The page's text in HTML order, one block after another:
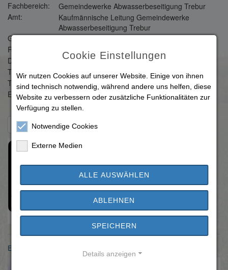
Fachbereich:
Gemeindewerke Abwasserbeseitigung Trebur
Amt:
Kaufmännische Leitung Gemeindewerke
Abwasserbeseitigung Trebur
Gebäude:
Raum:
KG - Westflügel
Dienstort:
Herrngasse 3 65468 Trebur
Telefon:
06147-208-38
Telefax:
06147 3969
E-Mail:
clarissa.fussbroich(at)trebur.de
Zurück zur Übersicht
Einwohnermeldeamt
Cookie Einstellungen
Wir nutzen Cookies auf unserer Website. Einige von ihnen
sind technisch notwendig, während andere uns helfen, diese
Website zu verbessern oder zusätzliche Funktionalitäten zur
Verfügung zu stellen.
Notwendige Cookies
Externe Medien
ALLE AUSWÄHLEN
ABLEHNEN
SPEICHERN
Details anzeigen